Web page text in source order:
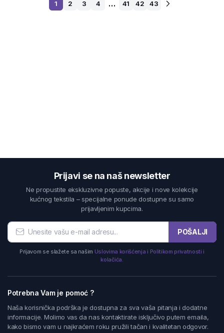
1 2 3 4 … 41 42 43
Prijavi se na naš newsletter
Ne propustite ekskluzivne popuste, akcije i nove kolekcije
kućnog tekstila – specijalne ponude dostupne su samo
prijavljenim kupcima.
POŠALJI
Prijavom se slažete sa našim Uslovima korišćenja i Politikom privatnosti i
kolačića.
Potrebna Vam je pomoć ?
Naša korisnička podrška je dostupna za sva vaša pitanja i dodatne
informacije. Molimo vas da nas kontaktirate isključivo putem emaila,
kako bismo vam u najkraćem roku pružili tačan i kvalitetan odgovor.